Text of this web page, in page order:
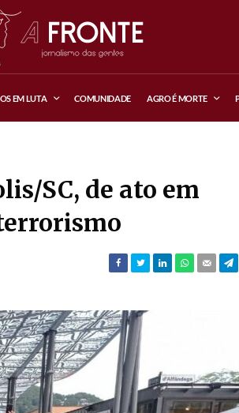
EM LUTA COMUNIDADE AGRO É MORTE
SC, de ato em